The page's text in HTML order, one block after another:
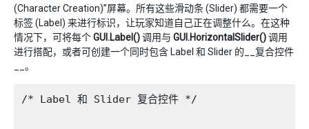
(Character Creation)”屏幕。所有这些滑动条 (Slider) 都需要一个
标签 (Label) 来进行标识，让玩家知道自己正在调整什么。在这种
情况下，可将每个GUI.Label()调用与 GUI.HorizontalSlider()调用
进行搭配，或者可创建一个同时包含 Label 和 Slider 的__复合控件
__。
/* Label 和 Slider 复合控件 */